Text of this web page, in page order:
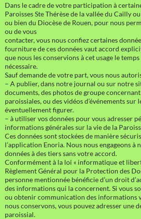
Dans le cadre de votre participation à
Paroisses Ste Thérèse de la vallée du Cailly
ou bien du Diocèse de Rouen, pour nous
ou de vous
contacter, vous nous confiez certaines
fourniture de ces données vaut accord
que nous les conservions à cet usage le temps
nécessaire.
Sauf demande de votre part, vous nous
– A publier, dans notre journal ou sur notre
documents, des photos de groupe
paroissiales, ou des vidéos d’événements sur
éventuellement figurer.
– à utiliser vos données pour vous adresser
informations générales sur la vie de la
Ces données sont stockées de manière
l’application Enoria. Nous nous engageons à
données à des tiers sans votre accord.
Conformément à la loi « informatique et
Règlement Général pour la Protection des
personne mentionnée bénéficie d’un droit
des informations qui la concernent. Si vous
ou obtenir communication des informations
nous conservons, vous pouvez adresser une
paroissial.